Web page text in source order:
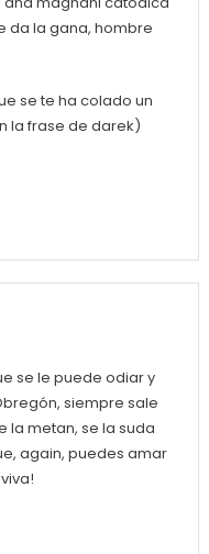
da la gana, hombre
se te ha colado un
la frase de darek)
se le puede odiar y
siempre sale
la metan, se la suda
again, puedes amar